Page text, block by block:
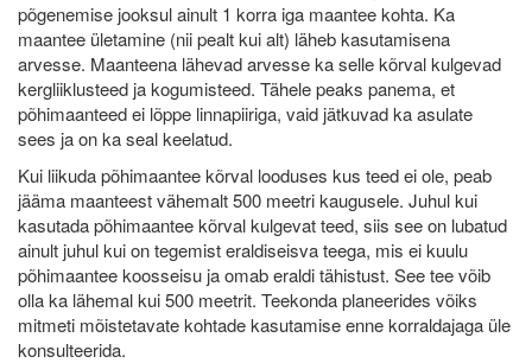
põgenemise jooksul ainult 1 korra iga maantee kohta. Ka
maantee ületamine (nii pealt kui alt) läheb kasutamisena
arvesse. Maanteena lähevad arvesse ka selle kõrval kulgevad
kergliiklusteed ja kogumisteed. Tähele peaks panema, et
põhimaanteed ei lõppe linnapiiriga, vaid jätkuvad ka asulate
sees ja on ka seal keelatud.
Kui liikuda põhimaantee kõrval looduses kus teed ei ole, peab
jääma maanteest vähemalt 500 meetri kaugusele. Juhul kui
kasutada põhimaantee kõrval kulgevat teed, siis see on lubatud
ainult juhul kui on tegemist eraldiseisva teega, mis ei kuulu
põhimaantee koosseisu ja omab eraldi tähistust. See tee võib
olla ka lähemal kui 500 meetrit. Teekonda planeerides võiks
mitmeti mõistetavate kohtade kasutamise enne korraldajaga üle
konsulteerida.